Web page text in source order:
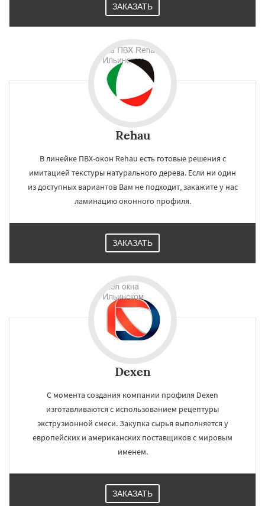
ЗАКАЗАТЬ
Rehau
В линейке ПВХ-окон Rehau есть готовые решения с
имитацией текстуры натурального дерева. Если ни один
из доступных вариантов Вам не подходит, закажите у нас
ламинацию оконного профиля.
ЗАКАЗАТЬ
Dexen
С момента создания компании профиля Dexen
изготавливаются с использованием рецептуры
экструзионной смеси. Закупка сырья выполняется у
европейских и американских поставщиков с мировым
именем.
ЗАКАЗАТЬ